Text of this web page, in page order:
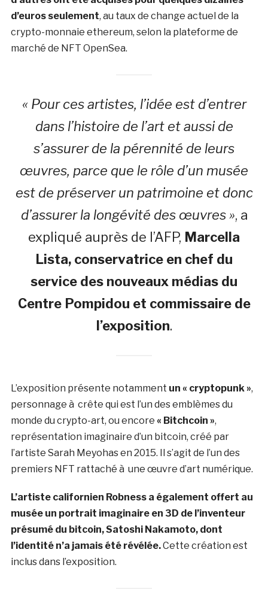
d’euros seulement, au taux de change actuel de la
crypto-monnaie ethereum, selon la plateforme de
marché de NFT OpenSea.
« Pour ces artistes, l’idée est d’entrer
dans l’histoire de l’art et aussi de
s’assurer de la pérennité de leurs
œuvres, parce que le rôle d’un musée
est de préserver un patrimoine et donc
d’assurer la longévité des œuvres », a
expliqué auprès de l’AFP, Marcella
Lista, conservatrice en chef du
service des nouveaux médias du
Centre Pompidou et commissaire de
l’exposition.
L’exposition présente notamment un « cryptopunk »,
personnage à crête qui est l’un des emblèmes du
monde du crypto-art, ou encore « Bitchcoin »,
représentation imaginaire d’un bitcoin, créé par
l’artiste Sarah Meyohas en 2015. Il s’agit de l’un des
premiers NFT rattaché à une œuvre d’art numérique.
L’artiste californien Robness a également offert au
musée un portrait imaginaire en 3D de l’inventeur
présumé du bitcoin, Satoshi Nakamoto, dont
l’identité n’a jamais été révélée.Cette création est
inclus dans l’exposition.